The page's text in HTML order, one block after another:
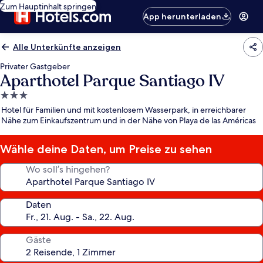
Zum Hauptinhalt springen
App herunterladen
Alle Unterkünfte anzeigen
Privater Gastgeber
Aparthotel Parque Santiago IV
3.0-
Sterne-
Unterkunft
Hotel für Familien und mit kostenlosem Wasserpark, in erreichbarer
Nähe zum Einkaufszentrum und in der Nähe von Playa de las Américas
Wähle deine Daten, um Preise zu sehen
Wo soll’s hingehen?
Daten
Gäste